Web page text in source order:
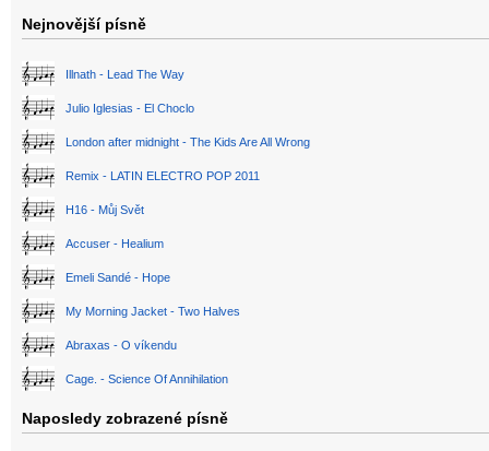
Nejnovější písně
Illnath - Lead The Way
Julio Iglesias - El Choclo
London after midnight - The Kids Are All Wrong
Remix - LATIN ELECTRO POP 2011
H16 - Můj Svět
Accuser - Healium
Emeli Sandé - Hope
My Morning Jacket - Two Halves
Abraxas - O víkendu
Cage. - Science Of Annihilation
Naposledy zobrazené písně